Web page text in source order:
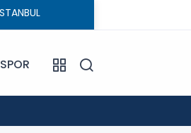
SPOR